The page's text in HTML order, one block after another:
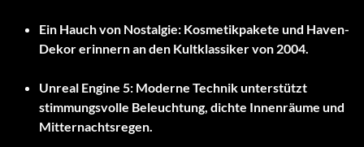
Ein Hauch von Nostalgie: Kosmetikpakete und Haven-
Dekor erinnern an den Kultklassiker von 2004.
Unreal Engine 5: Moderne Technik unterstützt
stimmungsvolle Beleuchtung, dichte Innenräume und
Mitternachtsregen.